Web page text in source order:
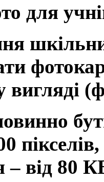
для
вигляді
– від 80